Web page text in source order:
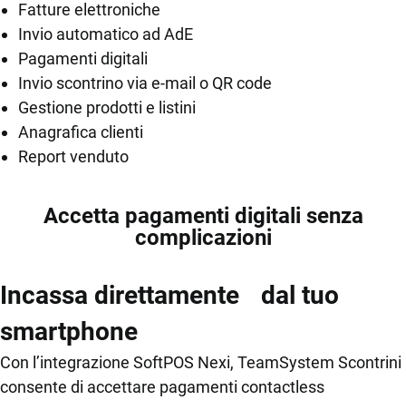
Fatture elettroniche
Invio automatico ad AdE
Pagamenti digitali
Invio scontrino via e-mail o QR code
Gestione prodotti e listini
Anagrafica clienti
Report venduto
Accetta pagamenti digitali senza
complicazioni
Incassa direttamente dal tuo
smartphone
Con l’integrazione SoftPOS Nexi, TeamSystem Scontrini
consente di accettare pagamenti contactless